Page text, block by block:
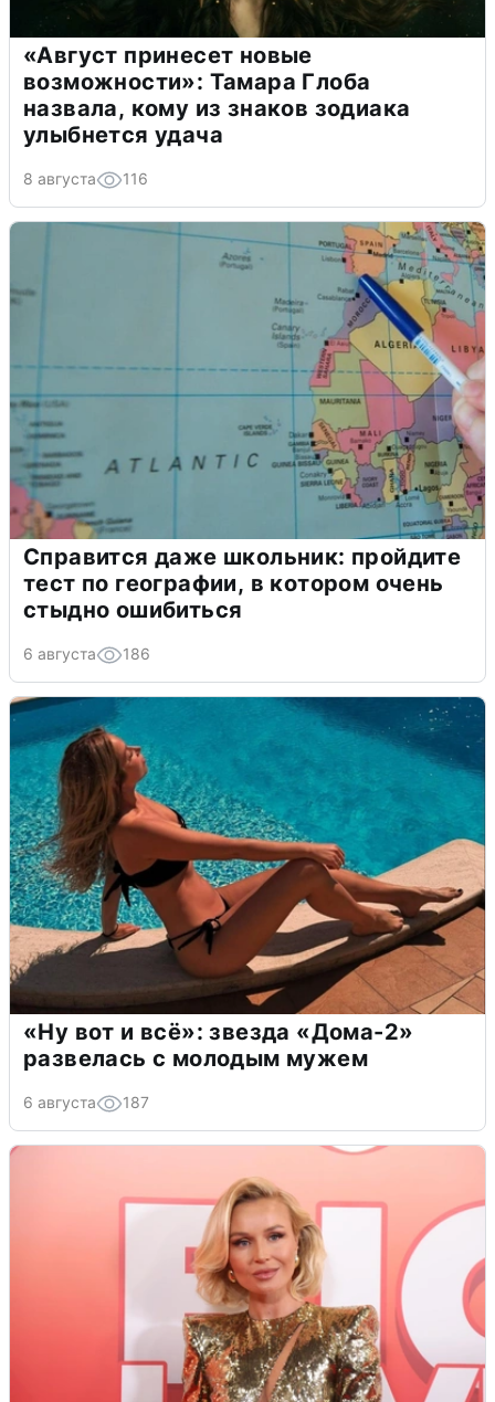
«Август принесет новые
возможности»: Тамара Глоба
назвала, кому из знаков зодиака
улыбнется удача
8 августа 116
Справится даже школьник: пройдите
тест по географии, в котором очень
стыдно ошибиться
6 августа 186
«Ну вот и всё»: звезда «Дома-2»
развелась с молодым мужем
6 августа 187